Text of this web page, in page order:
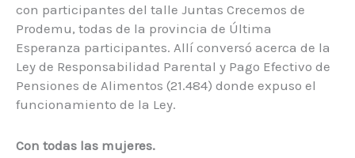
con participantes del talle Juntas Crecemos de
Prodemu, todas de la provincia de Última
Esperanza participantes. Allí conversó acerca de la
Ley de Responsabilidad Parental y Pago Efectivo de
Pensiones de Alimentos (21.484) donde expuso el
funcionamiento de la Ley.
Con todas las mujeres.